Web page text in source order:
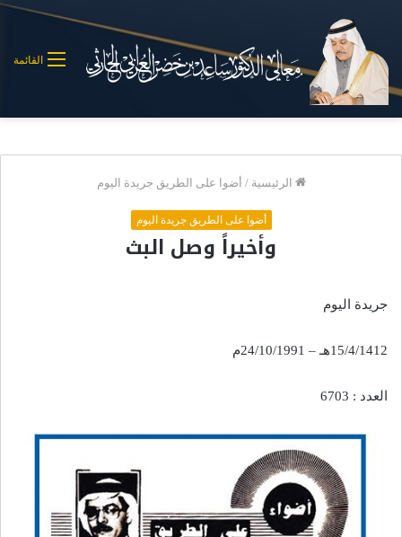
القائمة
الرئيسية / أضوا على الطريق جريدة اليوم
أضوا على الطريق جريدة اليوم
وأخيراً وصل البث
جريدة اليوم
15/4/1412هـ – 24/10/1991م
العدد : 6703